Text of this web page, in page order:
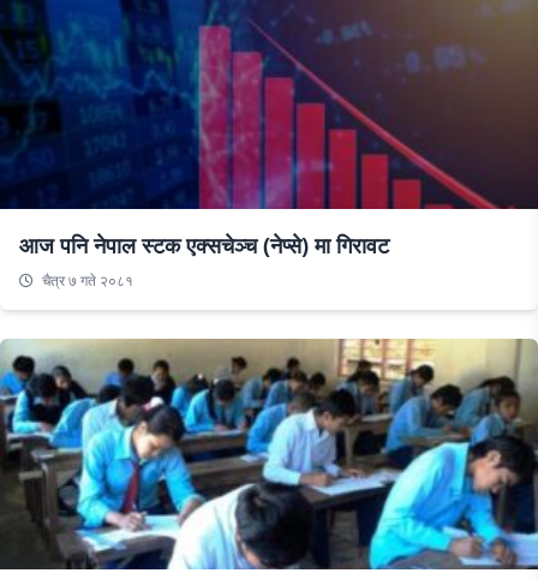
आज पनि नेपाल स्टक एक्सचेञ्च (नेप्से) मा गिरावट
चैत्र ७ गते २०८१